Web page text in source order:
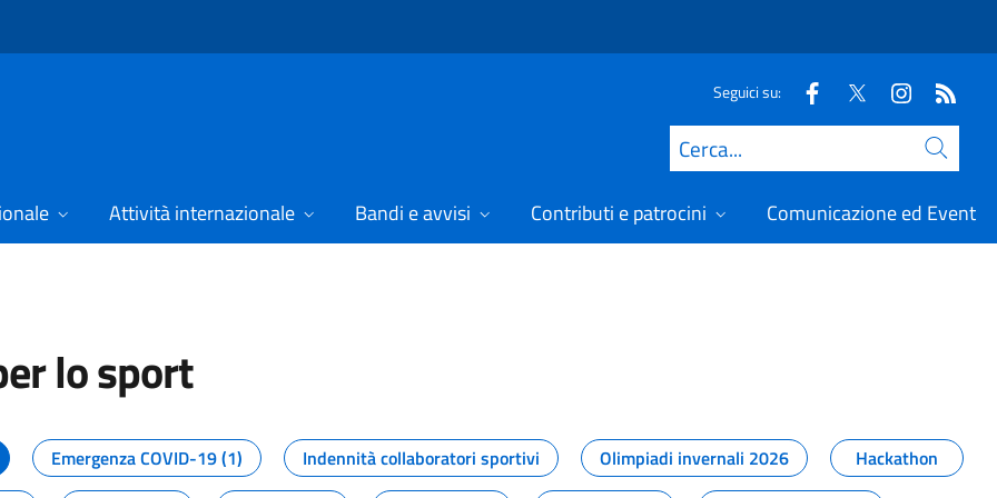
Seguici su:
Cerca
Attività internazionale Bandi e avvisi Contributi e patrocini Comunicazione ed Eventi
lo sport
dal Dipartimento per lo sport
Emergenza COVID-19 (1) Indennità collaboratori sportivi Olimpiadi invernali 2026
Hackathon